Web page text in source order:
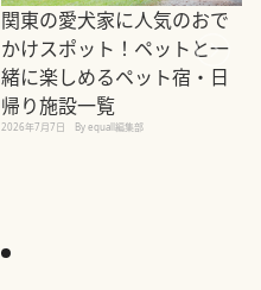
関東の愛犬家に人気のおで
かけスポット！ペットと一
緒に楽しめるペット宿・日
帰り施設一覧
2026年7月7日 By equall編集部